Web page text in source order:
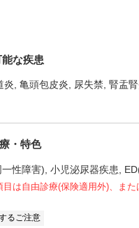
な疾患
炎 亀頭包皮炎 尿失禁 腎盂
・特色
性障害) 小児泌尿器疾患
目は自由診療(保険適用外)、ま
るご注意